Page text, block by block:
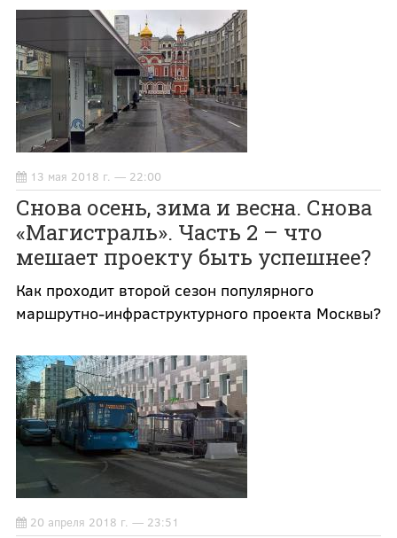
13 мая 2018 г. — 22:00
Снова осень, зима и весна. Снова
«Магистраль». Часть 2 – что
мешает проекту быть успешнее?
Как проходит второй сезон популярного
маршрутно-инфраструктурного проекта Москвы?
20 апреля 2018 г. — 23:51